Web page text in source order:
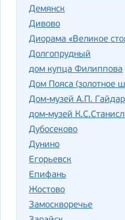
Демянск
Дивово
Диорама «Великое
Долгопрудный
дом купца Филиппова
Дом Пояса (золотное
Дом-музей А.П.
дом-музей
Дубосеково
Дунино
Егорьевск
Епифань
Жостово
Замоскворечье